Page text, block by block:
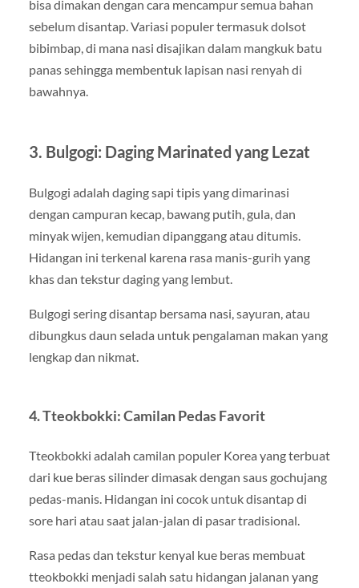
bisa dimakan dengan cara mencampur semua bahan
sebelum disantap. Variasi populer termasuk dolsot
bibimbap, di mana nasi disajikan dalam mangkuk batu
panas sehingga membentuk lapisan nasi renyah di
bawahnya.
3. Bulgogi: Daging Marinated yang Lezat
Bulgogi adalah daging sapi tipis yang dimarinasi
dengan campuran kecap, bawang putih, gula, dan
minyak wijen, kemudian dipanggang atau ditumis.
Hidangan ini terkenal karena rasa manis-gurih yang
khas dan tekstur daging yang lembut.
Bulgogi sering disantap bersama nasi, sayuran, atau
dibungkus daun selada untuk pengalaman makan yang
lengkap dan nikmat.
4. Tteokbokki: Camilan Pedas Favorit
Tteokbokki adalah camilan populer Korea yang terbuat
dari kue beras silinder dimasak dengan saus gochujang
pedas-manis. Hidangan ini cocok untuk disantap di
sore hari atau saat jalan-jalan di pasar tradisional.
Rasa pedas dan tekstur kenyal kue beras membuat
tteokbokki menjadi salah satu hidangan jalanan yang